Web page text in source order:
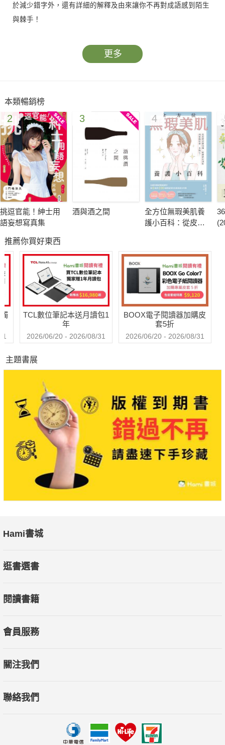
於減少錯字外，還有詳細的解釋及由來讓你不再對成語感到陌生
與棘手！
更多
本類暢銷榜
2
挑逗官能！紳士用
語妄想寫真集
3
酒與酒之間
4
全方位無瑕美肌養
護小百科：從皮膚
一本搞定！
推薦你買好東西
TCL數位筆記本送月讀包1
年
2026/06/20 - 2026/08/31
BOOX電子閱讀器加購皮
套5折
2026/06/20 - 2026/08/31
主題書展
Hami書城
逛書選書
閱讀書籍
會員服務
關注我們
聯絡我們